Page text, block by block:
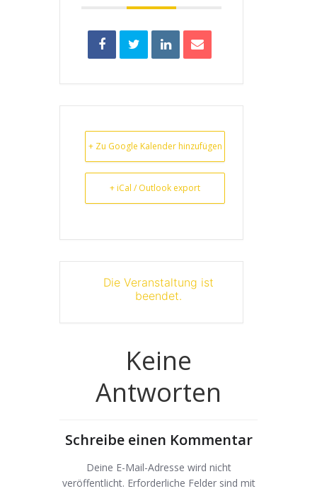
+ Zu Google Kalender hinzufügen
+ iCal / Outlook export
Die Veranstaltung ist
beendet.
Keine
Antworten
Schreibe einen Kommentar
Deine E-Mail-Adresse wird nicht
veröffentlicht. Erforderliche Felder sind mit